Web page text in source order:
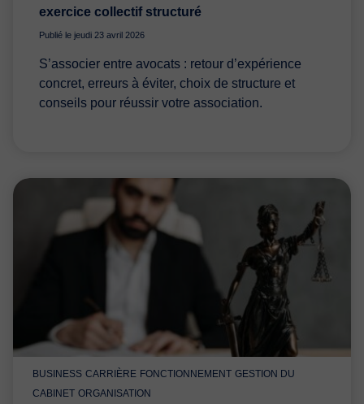
exercice collectif structuré
Publié le jeudi 23 avril 2026
S’associer entre avocats : retour d’expérience
concret, erreurs à éviter, choix de structure et
conseils pour réussir votre association.
BUSINESS CARRIÈRE FONCTIONNEMENT GESTION DU
CABINET ORGANISATION